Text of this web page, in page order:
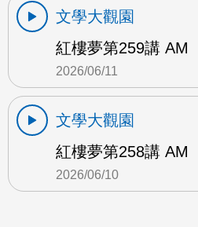
文學大觀園
紅樓夢第259講 AM
2026/06/11
文學大觀園
紅樓夢第258講 AM
2026/06/10